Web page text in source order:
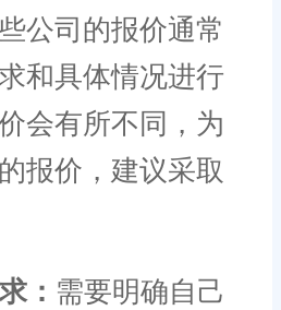
公司的报价通常
和具体情况进行
会有所不同，为
报价，建议采取
： 需要明确自己